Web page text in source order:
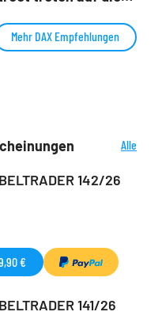
Mehr DAX Empfehlungen
Alle
142/26
€
141/26